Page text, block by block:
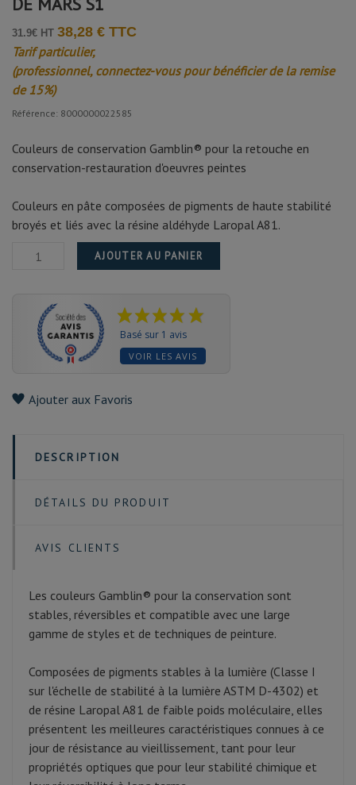
31.9€ HT 38,28 € TTC
Tarif particulier,
(professionnel, connectez-vous pour bénéficier de la remise
de 15%)
Référence: 8000000022585
Couleurs de conservation Gamblin® pour la retouche en
conservation-restauration d'oeuvres peintes
Couleurs en pâte composées de pigments de haute stabilité
broyés et liés avec la résine aldéhyde Laropal A81.
AJOUTER AU PANIER
Basé sur 1 avis
VOIR LES AVIS
Ajouter aux Favoris
DESCRIPTION
DÉTAILS DU PRODUIT
AVIS CLIENTS
Les couleurs Gamblin® pour la conservation sont
stables, réversibles et compatible avec une large
gamme de styles et de techniques de peinture.
Composées de pigments stables à la lumière (Classe I
sur l'échelle de stabilité à la lumière ASTM D-4302) et
de résine Laropal A81 de faible poids moléculaire, elles
présentent les meilleures caractéristiques connues à ce
jour de résistance au vieillissement, tant pour leur
propriétés optiques que pour leur stabilité chimique et